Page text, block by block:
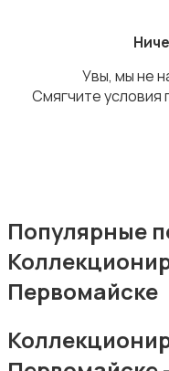
Материалы для
Музыка
Увы, мы не
Смягчите условия
Популярные
Первомайске